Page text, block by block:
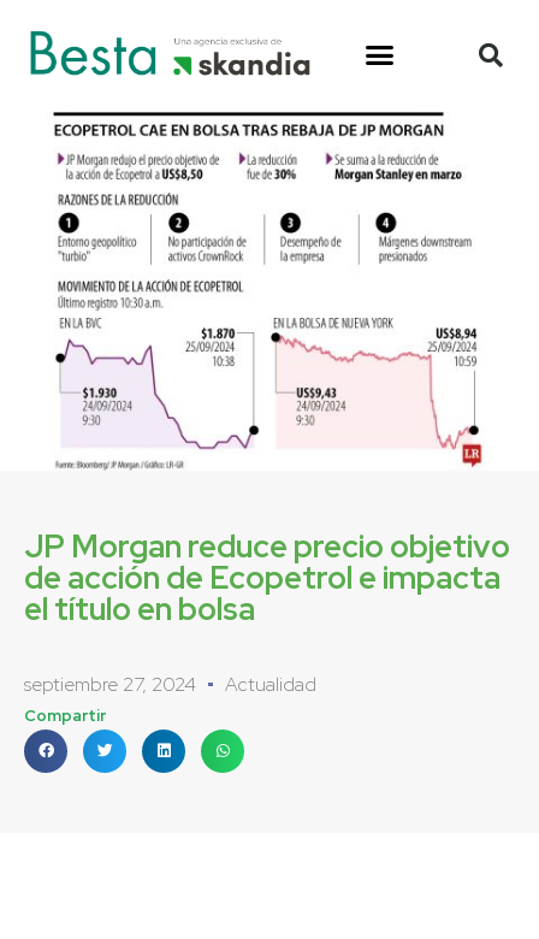
JP Morgan reduce precio objetivo
de acción de Ecopetrol e impacta
el título en bolsa
septiembre 27, 2024 Actualidad
Compartir